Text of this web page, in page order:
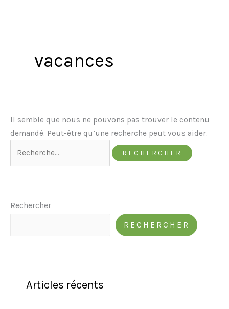
vacances
Il semble que nous ne pouvons pas trouver le contenu
demandé. Peut-être qu’une recherche peut vous aider.
Rechercher
RECHERCHER
Articles récents